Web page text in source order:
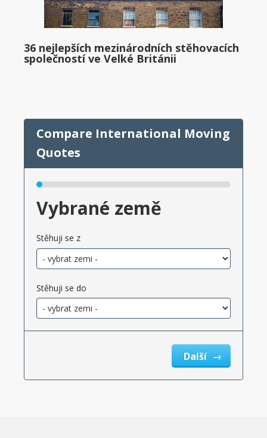
36 nejlepších mezinárodních stěhovacích
společností ve Velké Británii
Vybrané země
Stěhuji se z
Stěhuji se do
Další